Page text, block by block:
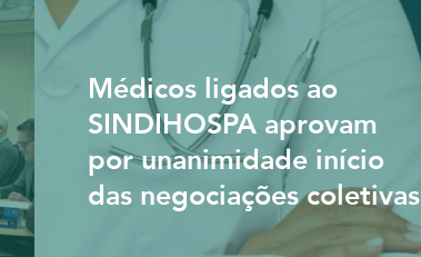
Médicos ligados ao
SINDIHOSPA aprovam
por unanimidade início
das negociações coletivas